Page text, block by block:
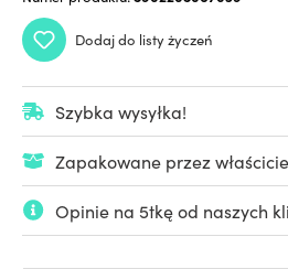
Dodaj do listy życzeń
Szybka wysyłka!
Zapakowane przez
Opinie na 5tkę od naszych